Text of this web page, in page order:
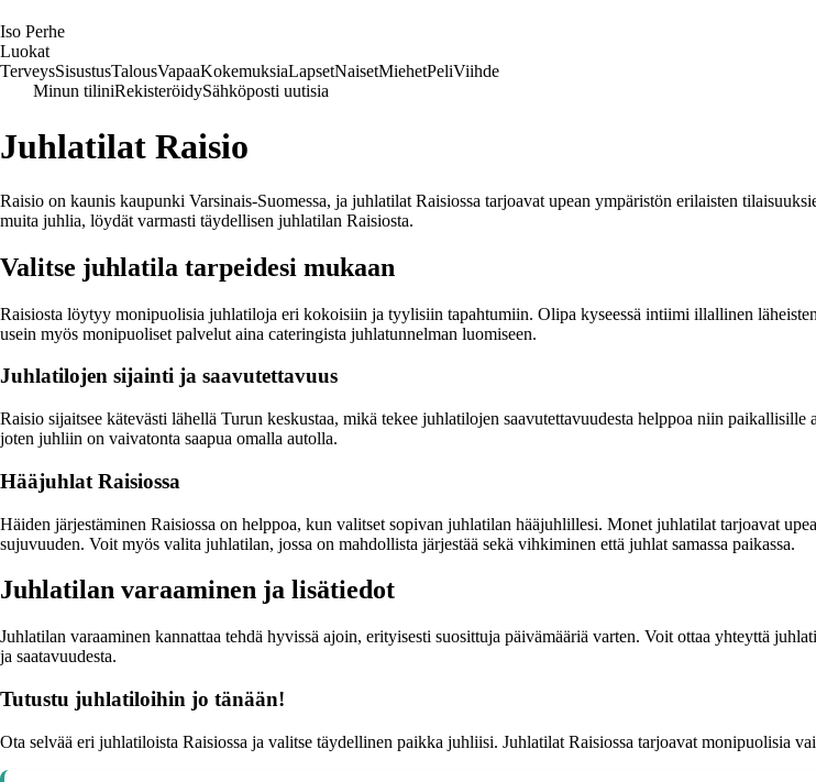
Iso Perhe
Luokat
TerveysSisustusTalousVapaaKokemuksiaLapsetNaisetMiehetPeliViihde
Minun tiliniRekisteröidySähköposti uutisia
Juhlatilat Raisio
Raisio on kaunis kaupunki Varsinais-Suomessa, ja juhlatilat Raisiossa tarjoavat upean ympäristön erilaisten
muita juhlia, löydät varmasti täydellisen juhlatilan Raisiosta.
Valitse juhlatila tarpeidesi mukaan
Raisiosta löytyy monipuolisia juhlatiloja eri kokoisiin ja tyylisiin tapahtumiin. Olipa kyseessä intiimi illallinen
usein myös monipuoliset palvelut aina cateringista juhlatunnelman luomiseen.
Juhlatilojen sijainti ja saavutettavuus
Raisio sijaitsee kätevästi lähellä Turun keskustaa, mikä tekee juhlatilojen saavutettavuudesta helppoa niin
joten juhliin on vaivatonta saapua omalla autolla.
Hääjuhlat Raisiossa
Häiden järjestäminen Raisiossa on helppoa, kun valitset sopivan juhlatilan hääjuhlillesi. Monet juhlatilat tarjoavat
sujuvuuden. Voit myös valita juhlatilan, jossa on mahdollista järjestää sekä vihkiminen että juhlat samassa paikassa.
Juhlatilan varaaminen ja lisätiedot
Juhlatilan varaaminen kannattaa tehdä hyvissä ajoin, erityisesti suosittuja päivämääriä varten. Voit ottaa yhteyttä
ja saatavuudesta.
Tutustu juhlatiloihin jo tänään!
Ota selvää eri juhlatiloista Raisiossa ja valitse täydellinen paikka juhliisi. Juhlatilat Raisiossa tarjoavat monipuolisia